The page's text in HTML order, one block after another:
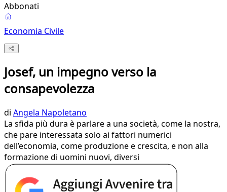
Abbonati
Economia Civile
Josef, un impegno verso la
consapevolezza
di Angela Napoletano
La sfida più dura è parlare a una società, come la nostra,
che pare interessata solo ai fattori numerici
dell’economia, come produzione e crescita, e non alla
formazione di uomini nuovi, diversi